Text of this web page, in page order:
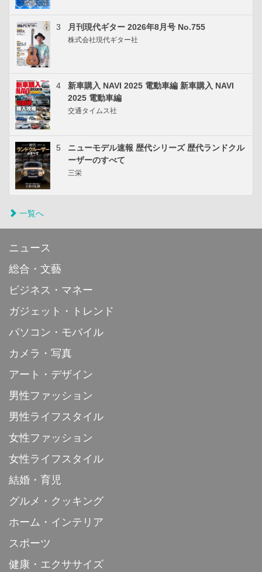
3 月刊現代ギター 2026年8月号 No.755
株式会社現代ギター社
4
新車購入 NAVI 2025 電動車編 新車購入 NAVI
2025 電動車編
交通タイムス社
5
ニューモデル速報 歴代シリーズ 歴代ランドクル
ーザーのすべて
三栄
一覧へ
ニュース
総合・文藝
ビジネス・マネー
ガジェット・トレンド
パソコン・モバイル
カメラ・写真
アート・デザイン
男性ファッション
男性ライフスタイル
女性ファッション
女性ライフスタイル
結婚・育児
グルメ・クッキング
ホーム・インテリア
スポーツ
健康・エクササイズ